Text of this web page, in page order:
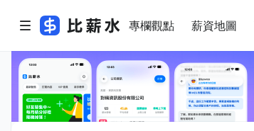
專欄觀點 薪資地圖